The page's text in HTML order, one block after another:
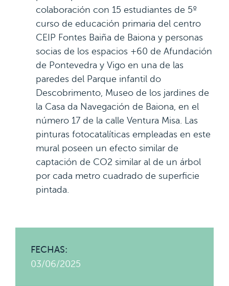
colaboración con 15 estudiantes de 5º
curso de educación primaria del centro
CEIP Fontes Baiña de Baiona y personas
socias de los espacios +60 de Afundación
de Pontevedra y Vigo en una de las
paredes del Parque infantil do
Descobrimento, Museo de los jardines de
la Casa da Navegación de Baiona, en el
número 17 de la calle Ventura Misa. Las
pinturas fotocatalíticas empleadas en este
mural poseen un efecto similar de
captación de CO2 similar al de un árbol
por cada metro cuadrado de superficie
pintada.
FECHAS:
03/06/2025